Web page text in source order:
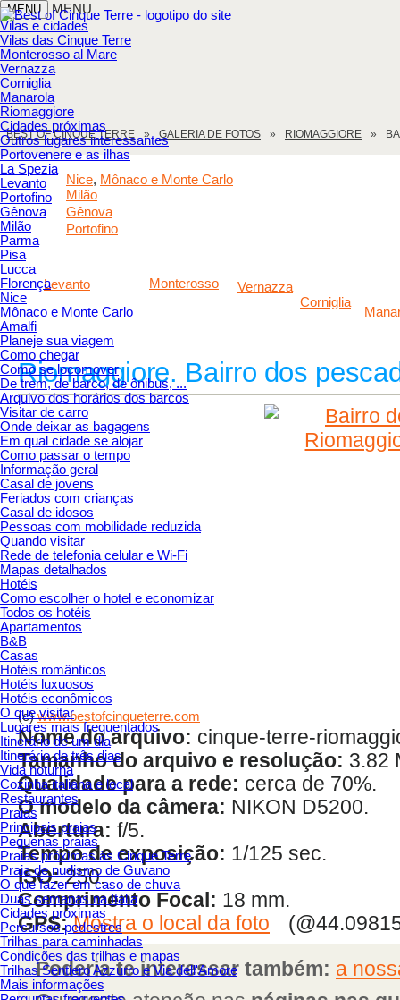
MENU
MENU
Vilas e cidades
Vilas das Cinque Terre
Monterosso al Mare
Vernazza
Corniglia
Manarola
Riomaggiore
Cidades próximas
Outros lugares interessantes
Portovenere e as ilhas
La Spezia
Levanto
Portofino
Gênova
Milão
Parma
Pisa
Lucca
Florença
Nice
Mônaco e Monte Carlo
Amalfi
Planeje sua viagem
Como chegar
Como se locomover
De trem, de barco, de ônibus, ...
Arquivo dos horários dos barcos
Visitar de carro
Onde deixar as bagagens
Em qual cidade se alojar
Como passar o tempo
Informação geral
Casal de jovens
Feriados com crianças
Casal de idosos
Pessoas com mobilidade reduzida
Quando visitar
Rede de telefonia celular e Wi-Fi
Mapas detalhados
Hotéis
Como escolher o hotel e economizar
Todos os hotéis
Apartamentos
B&B
Casas
Hotéis românticos
Hotéis luxuosos
Hotéis econômicos
O que visitar
Lugares mais frequentados
Itinerário de um dia
Itinerário de três dias
Vida noturna
Cozinha italiana e local
Restaurantes
Praias
Principais praias
Pequenas praias
Praias próximas às Cinque Terre
Praia de nudismo de Guvano
O que fazer em caso de chuva
Duas semanas na Itália
Cidades próximas
Percursos pedestres
Trilhas para caminhadas
Condições das trilhas e mapas
Trilhas Sentiero Azzurro e Via dell'Amore
Mais informações
BEST OF CINQUE TERRE GALERIA DE FOTOS RIOMAGGIORE
Levanto Monterosso
Vernazza
Corniglia
Gênova
Milão
Nice, Mônaco e Monte Carlo
Portofino
Riomaggiore. Bairro dos
(c)www.bestofcinqueterre.com
Nome do arquivo: cinque-terre-
Tamanho do arquivo e resolução: 3.82
Qualidade para a rede: cerca de 70%.
O modelo da câmera: NIKON D5200.
Abertura: f/5.
Tempo de exposição: 1/125 sec.
ISO:250.
Comprimento Focal: 18 mm.
GPS: Mostra o local da foto
Poderia te interessar também: a